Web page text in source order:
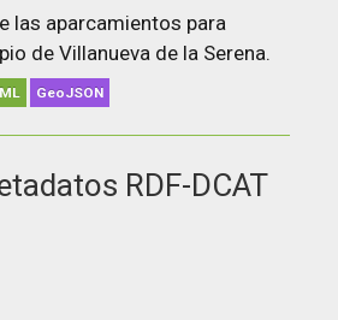
las aparcamientos para
de Villanueva de la Serena.
GeoJSON
RDF-DCAT